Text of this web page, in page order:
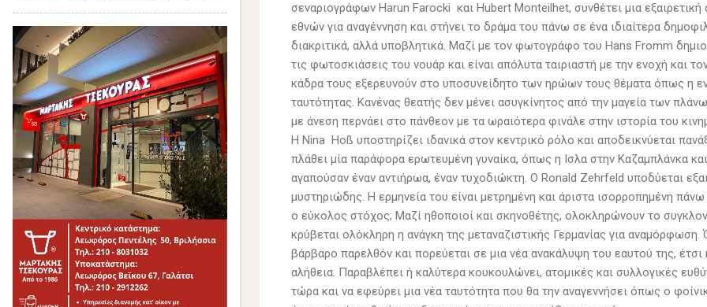
σεναριογράφων Harun Farocki και Hubert Monteilhet, συνθέτει μια
εθνών για αναγέννηση και στήνει το δράμα του πάνω σε ένα ιδιαίτερα
διακριτικά, αλλά υποβλητικά. Μαζί με τον φωτογράφο του Hans Fromm
τις φωτοσκιάσεις του νουάρ και είναι απόλυτα ταιριαστή με την ενοχή και
κάδρα τους εξερευνούν στο υποσυνείδητο των ηρώων τους θέματα όπως η
ταυτότητας. Κανένας θεατής δεν μένει ασυγκίνητος από την μαγεία των
με άνεση περνάει στο πάνθεον με τα ωραιότερα φινάλε στην ιστορία του
Η Nina Hoß υποστηρίζει ιδανικά στον κεντρικό ρόλο και αποδεικνύεται
πλάθει μία παράφορα ερωτευμένη γυναίκα, όπως η Ισλα στην Καζαμπλάνκα
αγαπούσαν έναν αντιήρωα, έναν τυχοδιώκτη. Ο Ronald Zehrfeld υποδύεται
μυστηριώδης. Η ερμηνεία του είναι μετρημένη και άριστα ισορροπημένη
ο εύκολος στόχος; Μαζί ηθοποιοί και σκηνοθέτης, ολοκληρώνουν το
κρύβεται ολόκληρη η ανάγκη της μεταναζιστικής Γερμανίας για
βάρβαρο παρελθόν και πορεύεται σε μια νέα ανακάλυψη του εαυτού της, έτσι
αλήθεια. Παραβλέπει ή καλύτερα κουκουλώνει, ατομικές και συλλογικές
τώρα και να εφεύρει μια νέα ταυτότητα που θα την αναγεννήσει όπως ο